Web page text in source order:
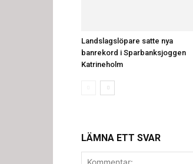
Landslagslöpare satte nya
banrekord i Sparbanksjoggen
Katrineholm
LÄMNA ETT SVAR